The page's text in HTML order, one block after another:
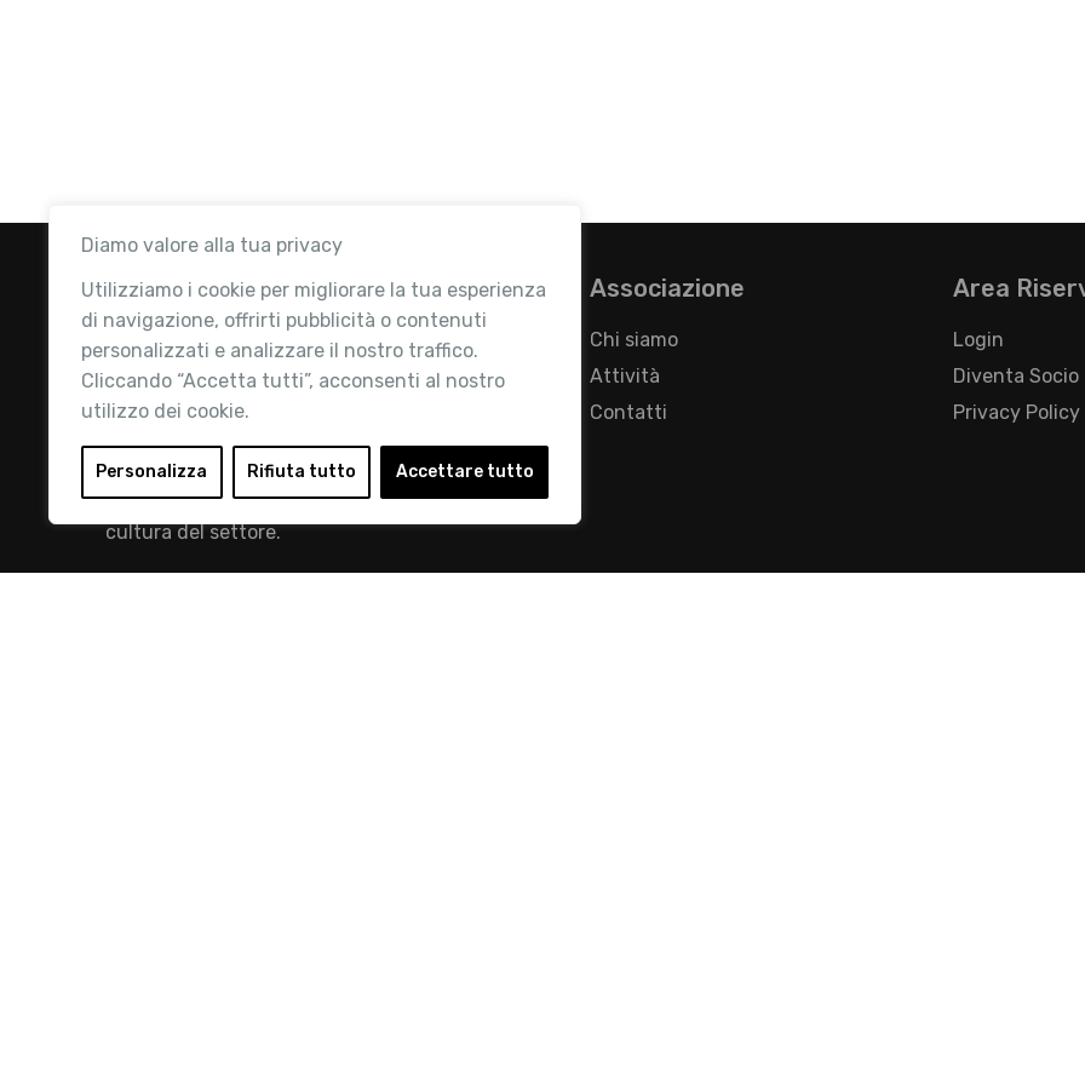
Diamo valore alla tua privacy
Utilizziamo i cookie per migliorare la tua esperienza
di navigazione, offrirti pubblicità o contenuti
personalizzati e analizzare il nostro traffico.
Cliccando “Accetta tutti”, acconsenti al nostro
utilizzo dei cookie.
Personalizza Rifiuta tutto Accettare tutto
Retail Institute Italy è l’Associazione di
riferimento per l'Ecosistema Retail: la nostra
mission è quella di promuovere lo sviluppo e la
cultura del settore.
Associazione
Chi siamo
Attività
Contatti
Area
Login
Diventa Socio
Privacy Policy